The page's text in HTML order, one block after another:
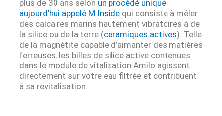
plus de 30 ans selon un procédé unique
aujourd’hui appelé M Insidequi consiste à mêler
des calcaires marins hautement vibratoires à de
la silice ou de la terre (céramiques actives). Telle
de la magnétite capable d’aimanter des matières
ferreuses, les billes de silice active contenues
dans le module de vitalisation Amilo agissent
directement sur votre eau filtrée et contribuent
à sa revitalisation.